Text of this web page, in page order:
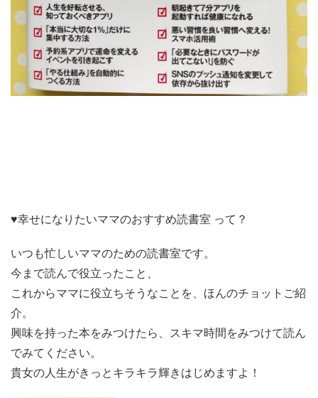
♥幸せになりたいママのおすすめ読書室 って？
いつも忙しいママのための読書室です。
今まで読んで役立ったこと、
これからママに役立ちそうなことを、ほんのチョットご紹
介。
興味を持った本をみつけたら、スキマ時間をみつけて読ん
でみてください。
貴女の人生がきっとキラキラ輝きはじめますよ！